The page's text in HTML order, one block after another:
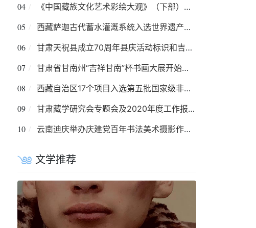
04 《中国藏族文化艺术彩绘大观》（下部）问世
05 西藏萨迦古代蓄水灌溉系统入选世界遗产名录
06 甘肃天祝县成立70周年县庆活动标识和吉祥物发布
07 甘肃省甘南州“吉祥甘南”杯书画大展开始征稿
08 西藏自治区17个项目入选第五批国家级非遗名录
09 甘肃藏学研究会专题会及2020年度工作报告会举办
10 云南迪庆举办庆建党百年书法美术摄影作品网络展
文学推荐